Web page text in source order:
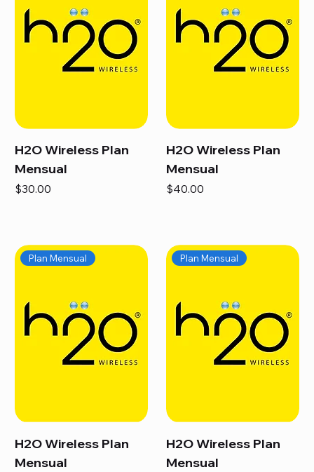
H2O Wireless Plan
Mensual
Precio
$30.00
H2O Wireless Plan
Mensual
Precio
$40.00
Plan Mensual
H2O Wireless Plan
Mensual
Plan Mensual
H2O Wireless Plan
Mensual